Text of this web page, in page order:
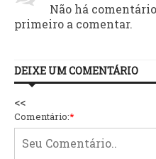
Não há
primeiro a comentar.
DEIXE UM COMENTÁRIO
<<
Comentário:*